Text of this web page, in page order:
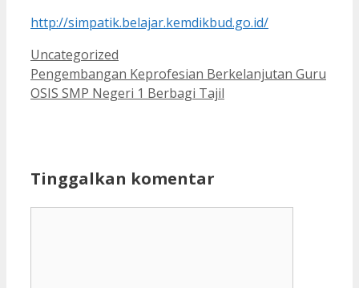
http://simpatik.belajar.kemdikbud.go.id/
Kategori
Uncategorized
Pengembangan Keprofesian Berkelanjutan Guru
OSIS SMP Negeri 1 Berbagi Tajil
Tinggalkan komentar